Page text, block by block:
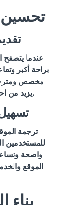
1.
1.1
عندما يتصفح
براحة أكبر
مخصص
يزيد من احتمالية تحويل الزوار إلى عملاء فعليين.
1.2
ترجمة
للمستخدمين
واضحة
الموقع
2.